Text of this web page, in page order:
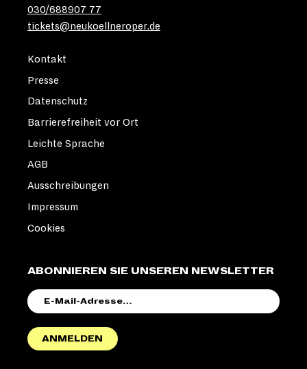
MAYAN TUULIA
LINDA
030/688907 77
tickets@neukoellneroper.de
ABONNIEREN SIE UNSEREN NEWSLETTER
MAIL-
ANMELDEN
Kontakt
Presse
Datenschutz
Barrierefreiheit vor Ort
Leichte Sprache
AGB
Ausschreibungen
Impressum
Cookies